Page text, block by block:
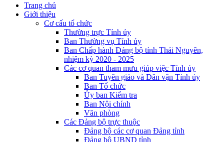
Trang chủ
Giới thiệu
Cơ cấu tổ chức
Thường trực Tỉnh ủy
Ban Thường vụ Tỉnh ủy
Ban Chấp hành Đảng bộ tỉnh Thái Nguyên,
nhiệm kỳ 2020 - 2025
Các cơ quan tham mưu giúp việc Tỉnh ủy
Ban Tuyên giáo và Dân vận Tỉnh ủy
Ban Tổ chức
Ủy ban Kiểm tra
Ban Nội chính
Văn phòng
Các Đảng bộ trực thuộc
Đảng bộ các cơ quan Đảng tỉnh
Đảng bộ UBND tỉnh